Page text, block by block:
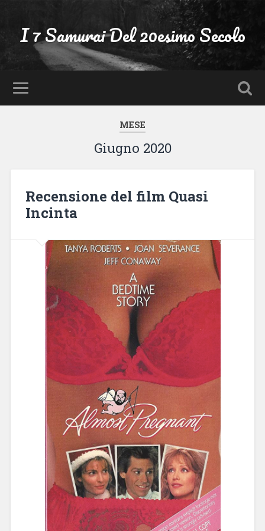
I 7 Samurai Del 20esimo Secolo
MESE
Giugno 2020
Recensione del film Quasi
Incinta